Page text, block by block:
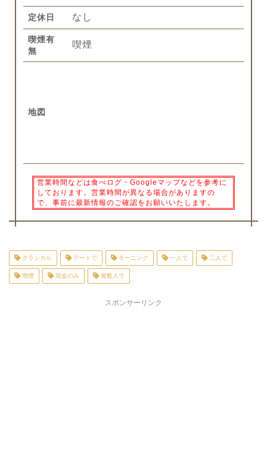
定休日 なし
喫煙有
無
喫煙
地図
営業時間などは食べログ・Googleマップなどを参考に
しております。営業時間が異なる場合がありますの
で、事前に最新情報のご確認をお願いいたします。
クラシカル デートで モーニング 一人で 二人で
喫煙 現金のみ 複数人で
スポンサーリンク